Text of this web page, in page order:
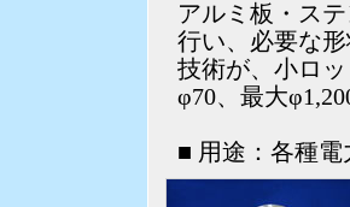
アルミ板・ス
行い、必要な
技術が、小ロ
φ70、最大
■ 用途：各種